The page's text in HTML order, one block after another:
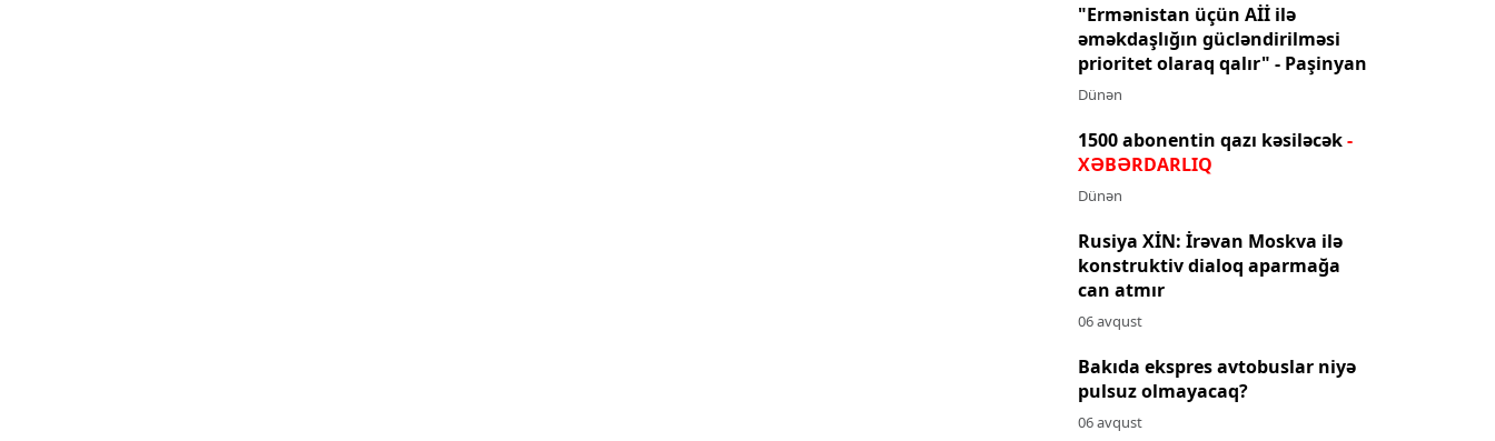
"Ermənistan üçün Aİİ ilə
əməkdaşlığın gücləndirilməsi
prioritet olaraq qalır" - Paşinyan
Dünən
1500 abonentin qazı kəsiləcək-
XƏBƏRDARLIQ
Dünən
Rusiya XİN: İrəvan Moskva ilə
konstruktiv dialoq aparmağa
can atmır
06 avqust
Bakıda ekspres avtobuslar niyə
pulsuz olmayacaq?
06 avqust